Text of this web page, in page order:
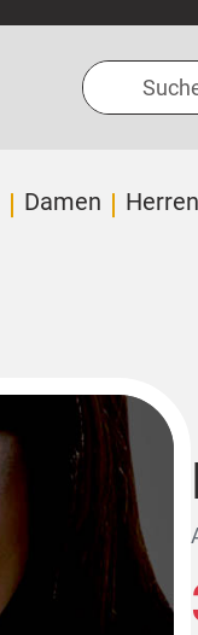
Suche
Damen Herren